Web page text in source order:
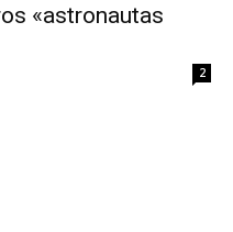
«astronautas
2